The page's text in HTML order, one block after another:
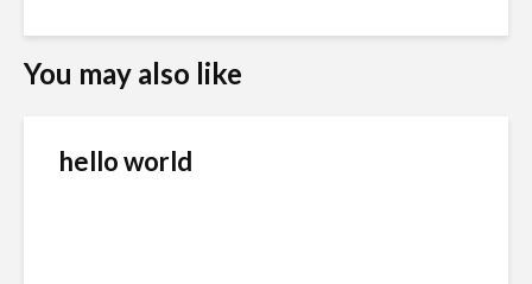
You may also like
hello world